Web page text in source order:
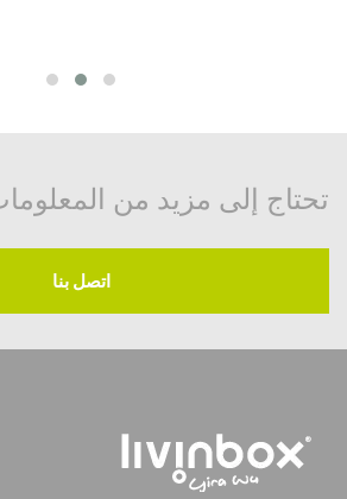
تحتاج إلى مزيد من
اتصل بنا